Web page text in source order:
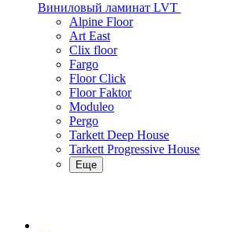
Виниловый ламинат LVT
Alpine Floor
Art East
Clix floor
Fargo
Floor Click
Floor Faktor
Moduleo
Pergo
Tarkett Deep House
Tarkett Progressive House
Еще